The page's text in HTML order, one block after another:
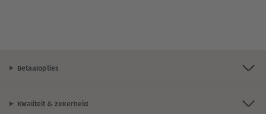
Betaalopties
Kwaliteit & zekerheid